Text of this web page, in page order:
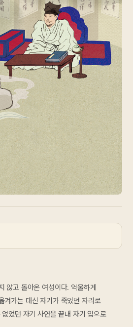
않고 돌아온 여성이다. 억울하게
겨가는 대신 자기가 죽었던 자리로
었던 자기 사연을 끝내 자기 입으로